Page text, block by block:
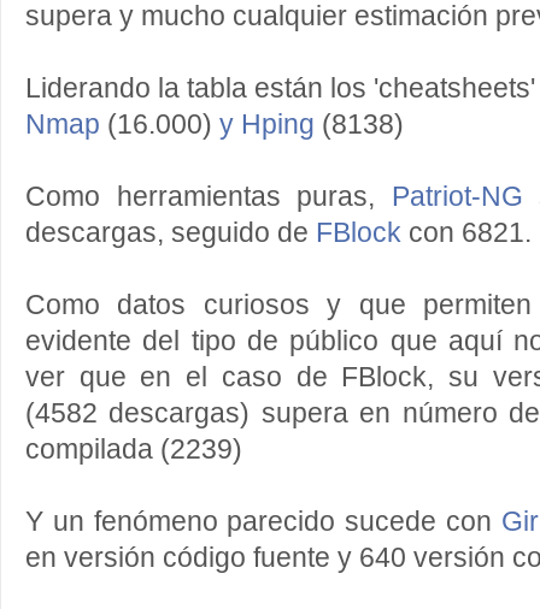
supera y mucho cualquier estimación
Liderando la tabla están los
Nmap (16.000) y Hping (8138)
Como herramientas puras, Patriot-NG
descargas, seguido de FBlock con 6821.
Como datos curiosos y que
evidente del tipo de público que aquí
ver que en el caso de FBlock, su
(4582 descargas) supera en número
compilada (2239)
Y un fenómeno parecido sucede con
en versión código fuente y 640 versión